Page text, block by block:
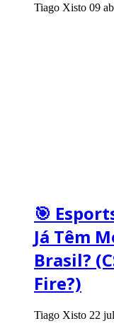
Tiago Xisto 09
🎯
Já Têm
Brasil?
Fire?)
Tiago Xisto 22